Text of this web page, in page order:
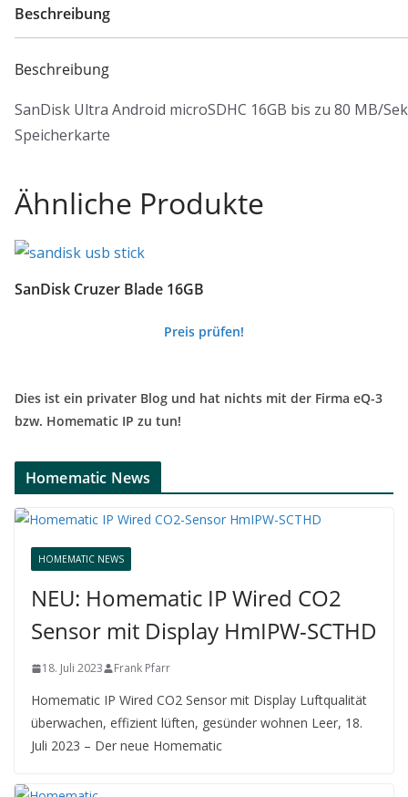
Beschreibung
Beschreibung
SanDisk Ultra Android microSDHC 16GB bis zu 80 MB/
Speicherkarte
Ähnliche Produkte
SanDisk Cruzer Blade 16GB
Preis prüfen!
Dies ist ein privater Blog und hat nichts mit der Firma eQ-3
bzw. Homematic IP zu tun!
Homematic News
HOMEMATIC NEWS
NEU: Homematic IP Wired CO2
Sensor mit Display HmIPW-SCTHD
18. Juli 2023 Frank Pfarr
Homematic IP Wired CO2 Sensor mit Display Luftqualität
überwachen, effizient lüften, gesünder wohnen Leer, 18.
Juli 2023 – Der neue Homematic